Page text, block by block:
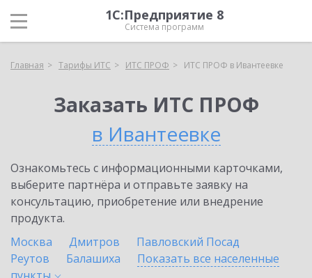
1С:Предприятие 8
Система программ
Главная Тарифы ИТС ИТС ПРОФ ИТС ПРОФ в Ивантеевке
Заказать ИТС ПРОФ
в Ивантеевке
Ознакомьтесь с информационными карточками,
выберите партнёра и отправьте заявку на
консультацию, приобретение или внедрение
продукта.
Москва
Дмитров
Павловский Посад
Реутов
Балашиха
Показать все населенные